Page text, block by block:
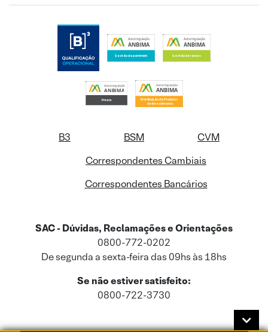
B3 BSM
CVM
Correspondentes Cambiais
Correspondentes Bancários
SAC - Dúvidas, Reclamações e Orientações
0800-772-0202
De segunda a sexta-feira das 09hs às 18hs
Se não estiver satisfeito:
0800-722-3730